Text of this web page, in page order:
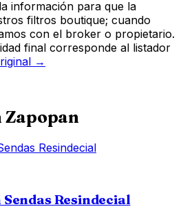
información para que la
filtros boutique; cuando
con el broker o propietario.
final corresponde al listador
→
Zapopan
Sendas Resindecial